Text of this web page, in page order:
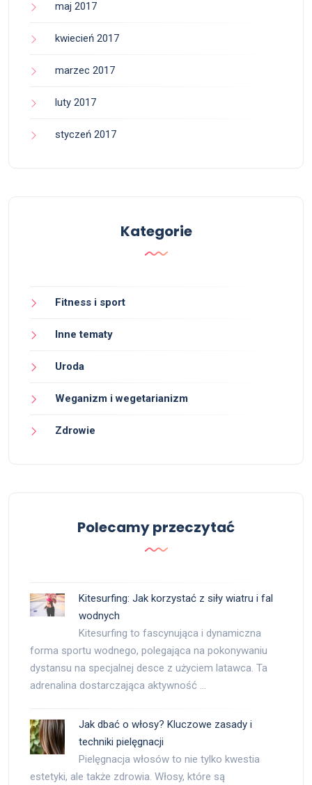
maj 2017
kwiecień 2017
marzec 2017
luty 2017
styczeń 2017
Kategorie
Fitness i sport
Inne tematy
Uroda
Weganizm i wegetarianizm
Zdrowie
Polecamy przeczytać
Kitesurfing: Jak korzystać z siły wiatru i fal
wodnych
Kitesurfing to fascynująca i dynamiczna
forma sportu wodnego, polegająca na pokonywaniu
dystansu na specjalnej desce z użyciem latawca. Ta
adrenalina dostarczająca aktywność …
Jak dbać o włosy? Kluczowe zasady i
techniki pielęgnacji
Pielęgnacja włosów to nie tylko kwestia
estetyki, ale także zdrowia. Włosy, które są